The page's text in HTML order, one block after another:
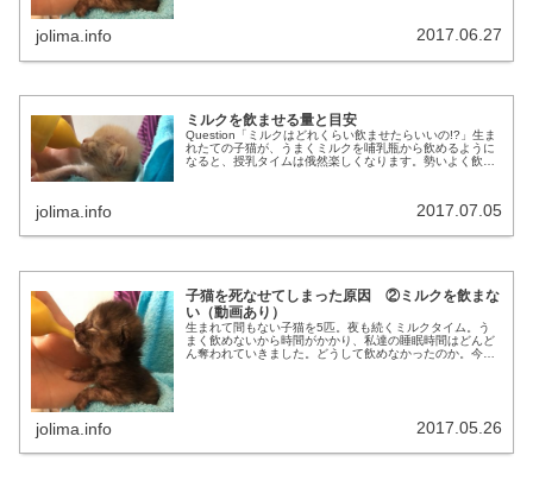
jolima.info 2017.06.27
ミルクを飲ませる量と目安
Question「ミルクはどれくらい飲ませたらいいの!?」生ま
れたての子猫が、うまくミルクを哺乳瓶から飲めるように
なると、授乳タイムは俄然楽しくなります。勢いよく飲ん
jolima.info 2017.07.05
子猫を死なせてしまった原因 ②ミルクを飲まな
い（動画あり）
生まれて間もない子猫を5匹。夜も続くミルクタイム。う
まく飲めないから時間がかかり、私達の睡眠時間はどんど
ん奪われていきました。どうして飲めなかったのか。今思
jolima.info 2017.05.26